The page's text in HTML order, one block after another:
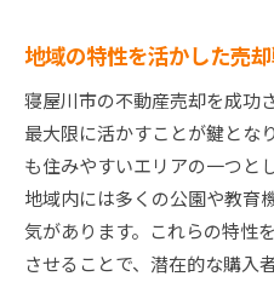
価格交渉を有利に進
売却後の手続きと
売却成功事例から
地域の特性を活かした売
寝屋川市の不動産売却を成功
最大限に活かすことが鍵とな
も住みやすいエリアの一つと
地域内には多くの公園や教育
気があります。これらの特性
させることで、潜在的な購入